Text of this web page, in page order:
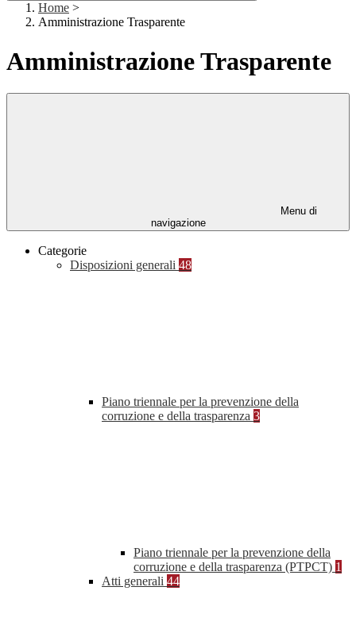
Home >
Amministrazione Trasparente
Amministrazione Trasparente
Menu di
navigazione
Categorie
Disposizioni generali 48
Piano triennale per la prevenzione della
corruzione e della trasparenza 3
Piano triennale per la prevenzione della
corruzione e della trasparenza (PTPCT) 1
Atti generali 44